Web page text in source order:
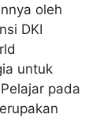
oleh
DKI
untuk
pada